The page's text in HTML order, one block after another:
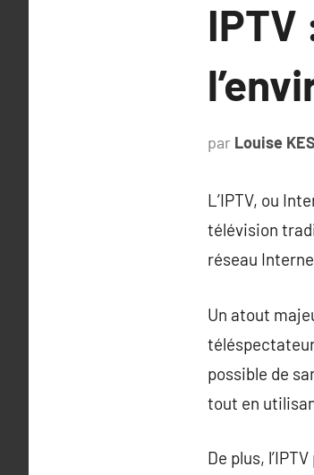
par Louise
L’IPTV, ou
télévision
réseau
Un atout
possible de
tout en
De plus,